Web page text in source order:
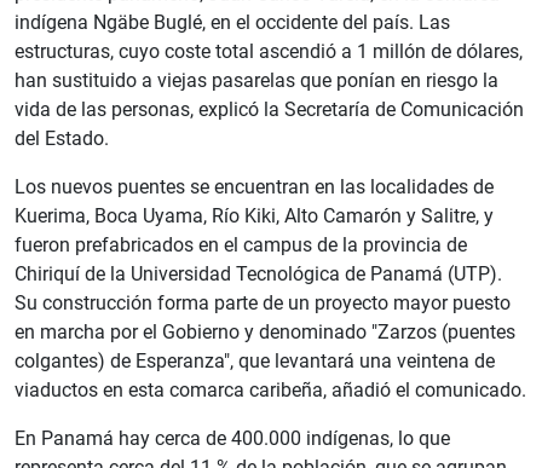
indígena Ngäbe Buglé, en el occidente del país. Las
estructuras, cuyo coste total ascendió a 1 millón de dólares,
han sustituido a viejas pasarelas que ponían en riesgo la
vida de las personas, explicó la Secretaría de Comunicación
del Estado.
Los nuevos puentes se encuentran en las localidades de
Kuerima, Boca Uyama, Río Kiki, Alto Camarón y Salitre, y
fueron prefabricados en el campus de la provincia de
Chiriquí de la Universidad Tecnológica de Panamá (UTP).
Su construcción forma parte de un proyecto mayor puesto
en marcha por el Gobierno y denominado "Zarzos (puentes
colgantes) de Esperanza", que levantará una veintena de
viaductos en esta comarca caribeña, añadió el comunicado.
En Panamá hay cerca de 400.000 indígenas, lo que